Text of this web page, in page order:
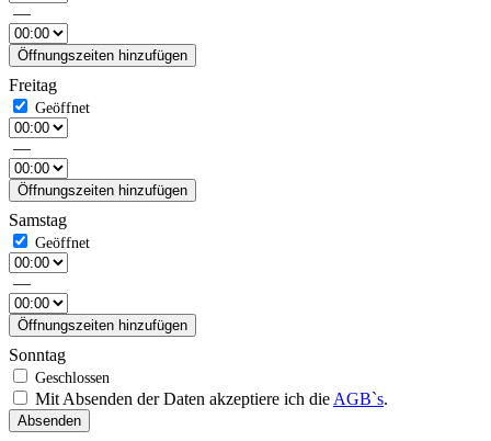
—
Öffnungszeiten hinzufügen
Freitag
—
Öffnungszeiten hinzufügen
Samstag
—
Öffnungszeiten hinzufügen
Sonntag
Mit Absenden der Daten akzeptiere ich die AGB`s.
Absenden